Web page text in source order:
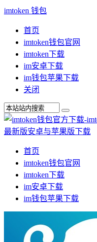
imtoken 钱包
首页
imtoken钱包官网
imtoken下载
im安卓下载
im钱包苹果下载
关闭
首页
imtoken钱包官网
imtoken下载
im安卓下载
im钱包苹果下载